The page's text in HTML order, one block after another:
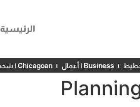
الرئيسية
Business | أعمال Chicagoan | شخصيات محلية